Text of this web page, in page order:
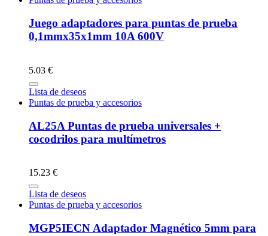
Juego adaptadores para puntas de prueba
0,1mmx35x1mm 10A 600V
5.03 €
Lista de deseos
Puntas de prueba y accesorios
AL25A Puntas de prueba universales +
cocodrilos para multímetros
15.23 €
Lista de deseos
Puntas de prueba y accesorios
MGP5IECN Adaptador Magnético 5mm para